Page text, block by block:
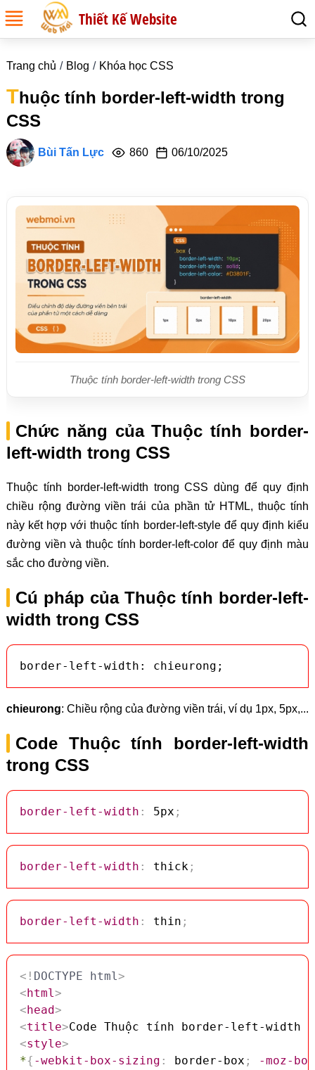
Thiết Kế Website
Trang chủ Blog Khóa học CSS
Thuộc tính border-left-width trong
CSS
Bùi Tấn Lực 860 06/10/2025
Thuộc tính border-left-width trong CSS
Chức năng của Thuộc tính border-
left-width trong CSS
Thuộc tính border-left-width trong CSS dùng để quy định
chiều rộng đường viền trái của phần tử HTML, thuộc tính
này kết hợp với thuộc tính border-left-style để quy định kiểu
đường viền và thuộc tính border-left-color để quy định màu
sắc cho đường viền.
Cú pháp của Thuộc tính border-left-
width trong CSS
border-left-width: chieurong;
chieurong: Chiều rộng của đường viền trái, ví dụ 1px, 5px,...
Code Thuộc tính border-left-width
trong CSS
border-left-width : 5px ;
border-left-width : thick;
border-left-width : thin ;
<! DOCTYPE html>
<html>
<head>
<title>Code Thuộc tính border-left-width
<style>
*{ -webkit-box-sizing : border-box ;
-moz-